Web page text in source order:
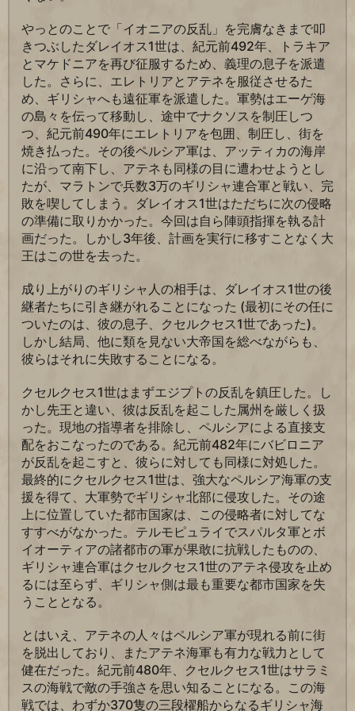
やっとのことで「イオニアの反乱」を完膚なきまで叩
きつぶしたダレイオス1世は、紀元前492年、トラキア
とマケドニアを再び征服するため、義理の息子を派遣
した。さらに、エレトリアとアテネを服従させるた
め、ギリシャへも遠征軍を派遣した。軍勢はエーゲ海
の島々を伝って移動し、途中でナクソスを制圧しつ
つ、紀元前490年にエレトリアを包囲、制圧し、街を
焼き払った。その後ペルシア軍は、アッティカの海岸
に沿って南下し、アテネも同様の目に遭わせようとし
たが、マラトンで兵数3万のギリシャ連合軍と戦い、完
敗を喫してしまう。ダレイオス1世はただちに次の侵略
の準備に取りかかった。今回は自ら陣頭指揮を執る計
画だった。しかし3年後、計画を実行に移すことなく大
王はこの世を去った。
成り上がりのギリシャ人の相手は、ダレイオス1世の後
継者たちに引き継がれることになった (最初にその任に
ついたのは、彼の息子、クセルクセス1世であった)。
しかし結局、他に類を見ない大帝国を総べながらも、
彼らはそれに失敗することになる。
クセルクセス1世はまずエジプトの反乱を鎮圧した。し
かし先王と違い、彼は反乱を起こした属州を厳しく扱
った。現地の指導者を排除し、ペルシアによる直接支
配をおこなったのである。紀元前482年にバビロニア
が反乱を起こすと、彼らに対しても同様に対処した。
最終的にクセルクセス1世は、強大なペルシア海軍の支
援を得て、大軍勢でギリシャ北部に侵攻した。その途
上に位置していた都市国家は、この侵略者に対してな
すすべがなかった。テルモピュライでスパルタ軍とボ
イオーティアの諸都市の軍が果敢に抗戦したものの、
ギリシャ連合軍はクセルクセス1世のアテネ侵攻を止め
るには至らず、ギリシャ側は最も重要な都市国家を失
うこととなる。
とはいえ、アテネの人々はペルシア軍が現れる前に街
を脱出しており、またアテネ海軍も有力な戦力として
健在だった。紀元前480年、クセルクセス1世はサラミ
スの海戦で敵の手強さを思い知ることになる。この海
戦では、わずか370隻の三段櫂船からなるギリシャ海